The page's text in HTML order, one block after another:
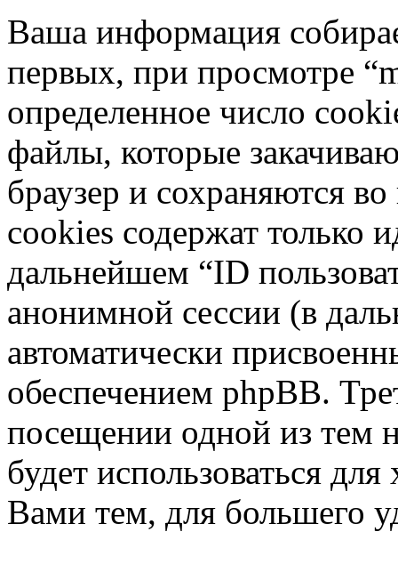
Ваша информация
первых, при просмотре
определенное число
файлы, которые
браузер и сохраняются
cookies содержат только
дальнейшем “ID
анонимной сессии (в
автоматически
обеспечением phpBB.
посещении одной из тем
будет использоваться
Вами тем, для большего